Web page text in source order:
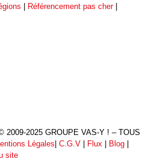
Référencement pas cher|
2009-2025 GROUPE VAS-Y ! – TOUS
Légales C.G.V Flux Blog
site